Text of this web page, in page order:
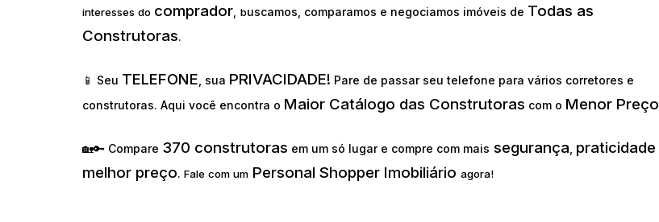
interesses do comprador buscamos, comparamos e negociamos imóveis de Todas as
Construtoras.
📱 Seu TELEFONE , sua PRIVACIDADE! Pare de passar seu telefone para vários corretores e
construtoras. Aqui você encontra o Maior Catálogo das Construtoras com o Menor Preço
🏡🔑 Compare 370 construtoras em um só lugar e compre com mais segurança praticidade
melhor preço. Fale com um Personal Shopper Imobiliário agora!